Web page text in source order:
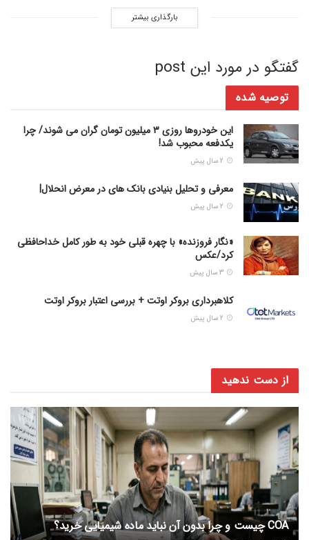
بارگذاری بیشتر
گفتگو در مورد این post
توصیه شده
این خودروها روزی 3 میلیون تومان گران می شوند/ چرا
یکدفعه محبوب شد!
معرفی و تحلیل بنیادی بانک های در معرض انحلال|
«نگار فروزنده» با چهره قبلی خود به طور کامل خداحافظی
کرد/عکس
کلاهبرداری بروکر اوتت + بررسی اعتبار بروکر اوتت
از دست ندهید
COA چیست و چرا بدون آن نباید ماده شیمیایی خرید؟